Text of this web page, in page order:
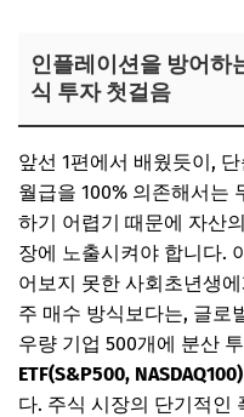
인플레이션을 방어하
식 투자 첫걸음
앞선 1편에서 배웠듯이,
월급을 100% 의존해서는
하기 어렵기 때문에 자산
장에 노출시켜야 합니다.
어보지 못한 사회초년생
주 매수 방식보다는, 글로
우량 기업 500개에 분산
ETF(S&P500, NASDAQ100)
다. 주식 시장의 단기적인